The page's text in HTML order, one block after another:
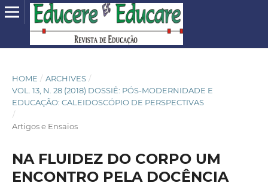
HOME / ARCHIVES /
VOL. 13, N. 28 (2018) DOSSIÊ: PÓS-MODERNIDADE E
EDUCAÇÃO: CALEIDOSCÓPIO DE PERSPECTIVAS
/
Artigos e Ensaios
NA FLUIDEZ DO CORPO UM
ENCONTRO PELA DOCÊNCIA